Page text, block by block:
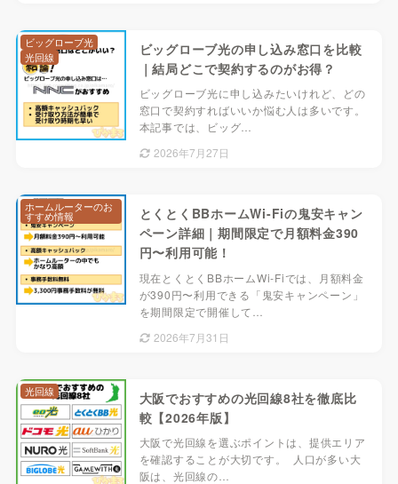
ビッグローブ光の申し込み窓口を比較
｜結局どこで契約するのがお得？
ビッグローブ光に申し込みたいけれど、どの
窓口で契約すればいいか悩む人は多いです。
本記事では、ビッグ…
2026年7月27日
ビッグローブ光
光回線
とくとくBBホームWi-Fiの鬼安キャン
ペーン詳細｜期間限定で月額料金390
円〜利用可能！
現在とくとくBBホームWi-Fiでは、月額料金
が390円〜利用できる「鬼安キャンペーン」
を期間限定で開催して…
2026年7月31日
ホームルーターのお
すすめ情報
大阪でおすすめの光回線8社を徹底比
較【2026年版】
大阪で光回線を選ぶポイントは、提供エリア
を確認することが大切です。 人口が多い大
阪は、光回線の…
光回線